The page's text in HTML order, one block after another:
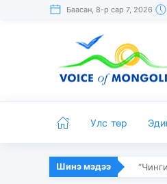
Баасан, 8-р сар 7, 2026
Улс төр
Шинэ мэдээ